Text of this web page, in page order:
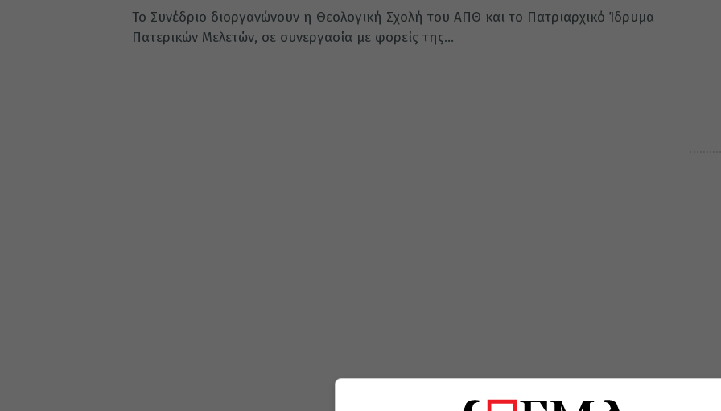
Το Συνέδριο διοργανώνουν η Θεολογική Σχολή του ΑΠΘ και το Πατριαρχικό Ίδρυμα
Πατερικών Μελετών, σε συνεργασία με φορείς της...